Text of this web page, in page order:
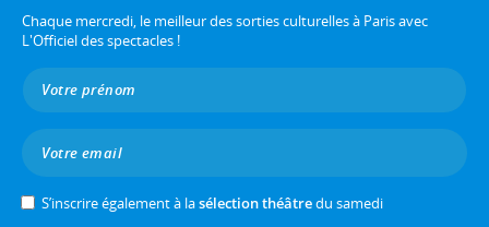
Chaque mercredi, le meilleur des sorties culturelles à Paris avec
L'Officiel des spectacles !
S’inscrire également à lasélection théâtredu samedi